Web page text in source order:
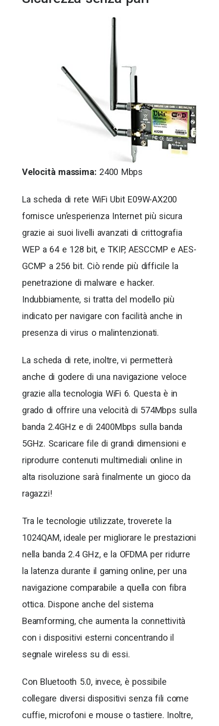
Velocità massima: 2400 Mbps
La scheda di rete WiFi Ubit E09W-AX200
fornisce un’esperienza Internet più sicura
grazie ai suoi livelli avanzati di crittografia
WEP a 64 e 128 bit, e TKIP, AESCCMP e AES-
GCMP a 256 bit. Ciò rende più difficile la
penetrazione di malware e hacker.
Indubbiamente, si tratta del modello più
indicato per navigare con facilità anche in
presenza di virus o malintenzionati.
La scheda di rete, inoltre, vi permetterà
anche di godere di una navigazione veloce
grazie alla tecnologia WiFi 6. Questa è in
grado di offrire una velocità di 574Mbps sulla
banda 2.4GHz e di 2400Mbps sulla banda
5GHz. Scaricare file di grandi dimensioni e
riprodurre contenuti multimediali online in
alta risoluzione sarà finalmente un gioco da
ragazzi!
Tra le tecnologie utilizzate, troverete la
1024QAM, ideale per migliorare le prestazioni
nella banda 2.4 GHz, e la OFDMA per ridurre
la latenza durante il gaming online, per una
navigazione comparabile a quella con fibra
ottica. Dispone anche del sistema
Beamforming, che aumenta la connettività
con i dispositivi esterni concentrando il
segnale wireless su di essi.
Con Bluetooth 5.0, invece, è possibile
collegare diversi dispositivi senza fili come
cuffie, microfoni e mouse o tastiere. Inoltre,